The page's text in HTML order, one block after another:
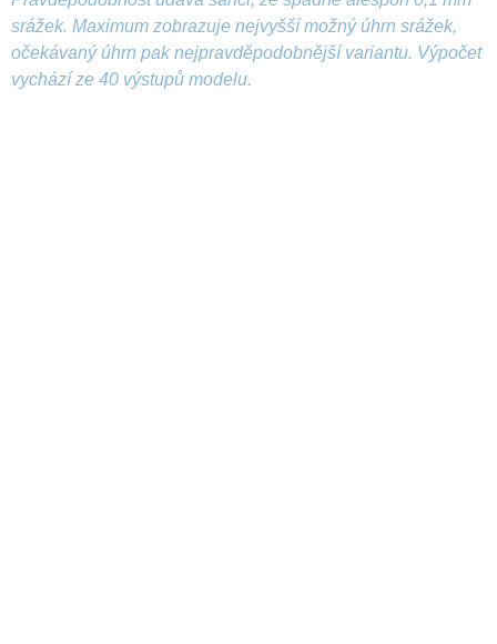
srážek. Maximum zobrazuje nejvyšší možný úhrn srážek,
očekávaný úhrn pak nejpravděpodobnější variantu. Výpočet
vychází ze 40 výstupů modelu.